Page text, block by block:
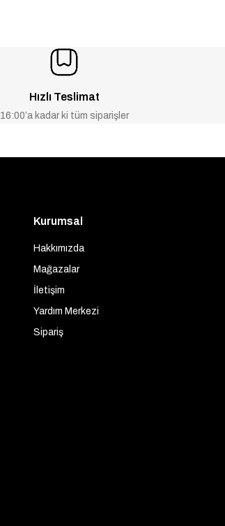
Hızlı Teslimat
16:00’a kadar ki tüm siparişler
Kurumsal
Hakkımızda
Mağazalar
İletişim
Yardım Merkezi
Sipariş